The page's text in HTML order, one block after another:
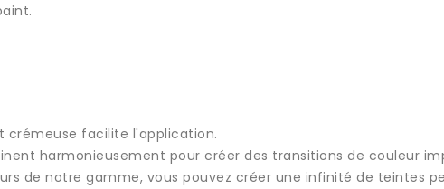
crémeuse facilite l'application.
harmonieusement pour créer des transitions de couleur
de notre gamme, vous pouvez créer une infinité de teintes